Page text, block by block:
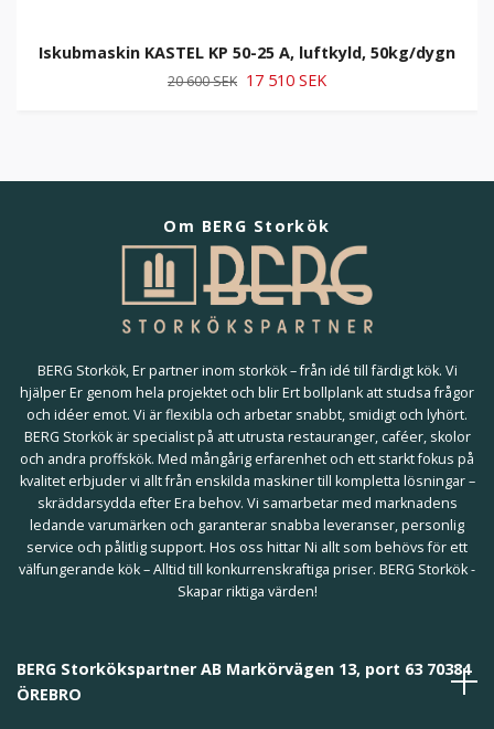
Iskubmaskin KASTEL KP 50-25 A, luftkyld, 50kg/dygn
20 600 SEK 17 510 SEK
Om BERG Storkök
BERG Storkök, Er partner inom storkök – från idé till färdigt kök. Vi
hjälper Er genom hela projektet och blir Ert bollplank att studsa frågor
och idéer emot. Vi är flexibla och arbetar snabbt, smidigt och lyhört.
BERG Storkök är specialist på att utrusta restauranger, caféer, skolor
och andra proffskök. Med mångårig erfarenhet och ett starkt fokus på
kvalitet erbjuder vi allt från enskilda maskiner till kompletta lösningar –
skräddarsydda efter Era behov. Vi samarbetar med marknadens
ledande varumärken och garanterar snabba leveranser, personlig
service och pålitlig support. Hos oss hittar Ni allt som behövs för ett
välfungerande kök – Alltid till konkurrenskraftiga priser. BERG Storkök -
Skapar riktiga värden!
BERG Storkökspartner AB Markörvägen 13, port 63 70384
ÖREBRO